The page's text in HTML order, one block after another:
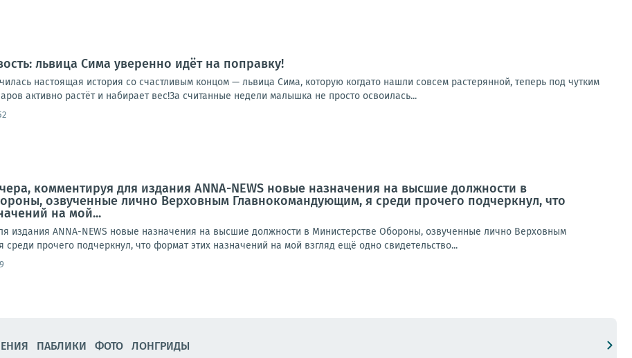
львица Сима уверенно идёт на поправку!
настоящая история со счастливым концом — львица Сима, которую когдато нашли совсем растерянной, теперь под чутким
активно растёт и набирает вес!За считанные недели малышка не просто освоилась...
комментируя для издания ANNA-NEWS новые назначения на высшие должности в
озвученные лично Верховным Главнокомандующим, я среди прочего подчеркнул, что
на мой...
издания ANNA-NEWS новые назначения на высшие должности в Министерстве Обороны, озвученные лично Верховным
прочего подчеркнул, что формат этих назначений на мой взгляд ещё одно свидетельство...
ПАБЛИКИ ФОТО ЛОНГРИДЫ